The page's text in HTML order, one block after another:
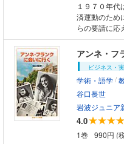
１９７０年
済運動のため
らの要請に応
のＮＧＯ活動
て，貧困と環
アンネ・フ
ビジネス・
学術・語学/
谷口長世
岩波ジュニア
4.0
1巻
990円 (